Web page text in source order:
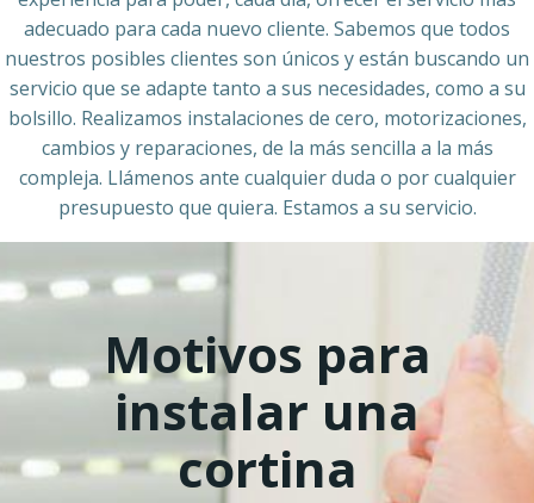
adecuado para cada nuevo cliente. Sabemos que todos
nuestros posibles clientes son únicos y están buscando un
servicio que se adapte tanto a sus necesidades, como a su
bolsillo. Realizamos instalaciones de cero, motorizaciones,
cambios y reparaciones, de la más sencilla a la más
compleja. Llámenos ante cualquier duda o por cualquier
presupuesto que quiera. Estamos a su servicio.
Motivos para
instalar una
cortina